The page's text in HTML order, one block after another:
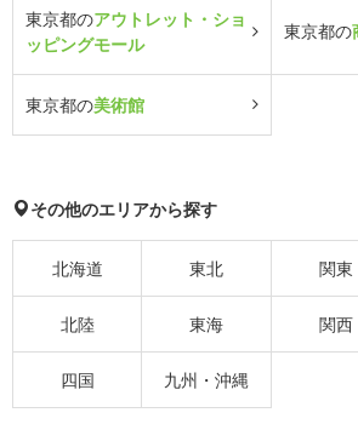
東京都のアウトレット・ショ
ッピングモール
東京都の
東京都の美術館
その他のエリアから探す
北海道 東北 関東
北陸 東海 関西
四国 九州・沖縄